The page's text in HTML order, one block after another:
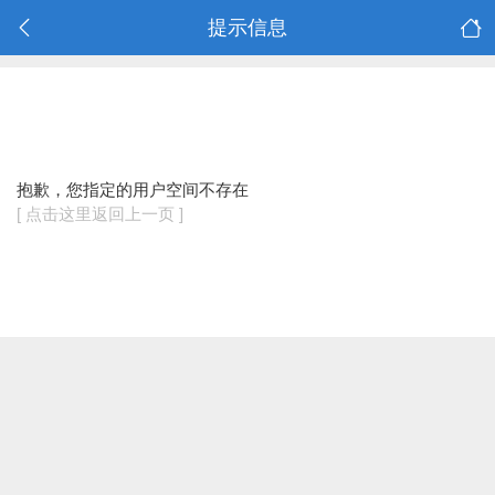
提示信息
抱歉，您指定的用户空间不存在
[ 点击这里返回上一页 ]